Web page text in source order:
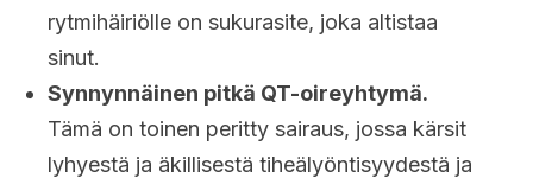
rytmihäiriölle on sukurasite, joka altistaa
sinut.
Synnynnäinen pitkä QT-oireyhtymä.
Tämä on toinen peritty sairaus, jossa kärsit
lyhyestä ja äkillisestä tiheälyöntisyydestä ja